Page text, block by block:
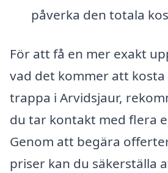
påverka den totala
För att få en mer exakt
vad det kommer att
trappa i Arvidsjaur,
du tar kontakt med flera
Genom att begära
priser kan du säkerställa